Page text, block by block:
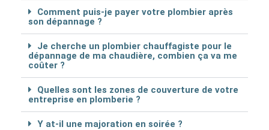
Comment puis-je payer votre plombier après
son dépannage ?
Je cherche un plombier chauffagiste pour le
dépannage de ma chaudière, combien ça va me
coûter ?
Quelles sont les zones de couverture de votre
entreprise en plomberie ?
Y at-il une majoration en soirée ?